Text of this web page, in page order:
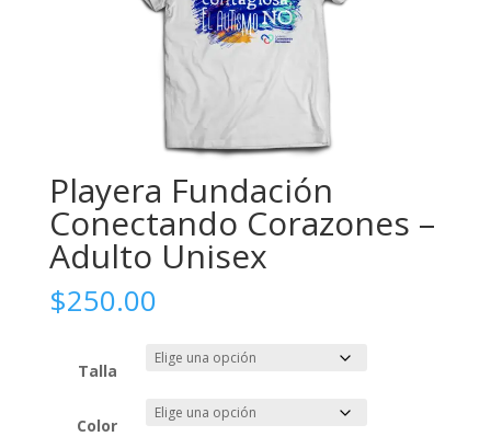
Playera Fundación
Conectando Corazones –
Adulto Unisex
$250.00
Talla
Color